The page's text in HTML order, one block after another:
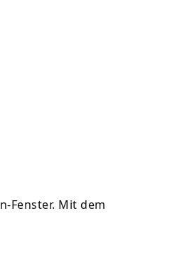
Fenster. Mit dem